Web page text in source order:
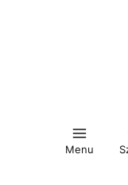
Menu